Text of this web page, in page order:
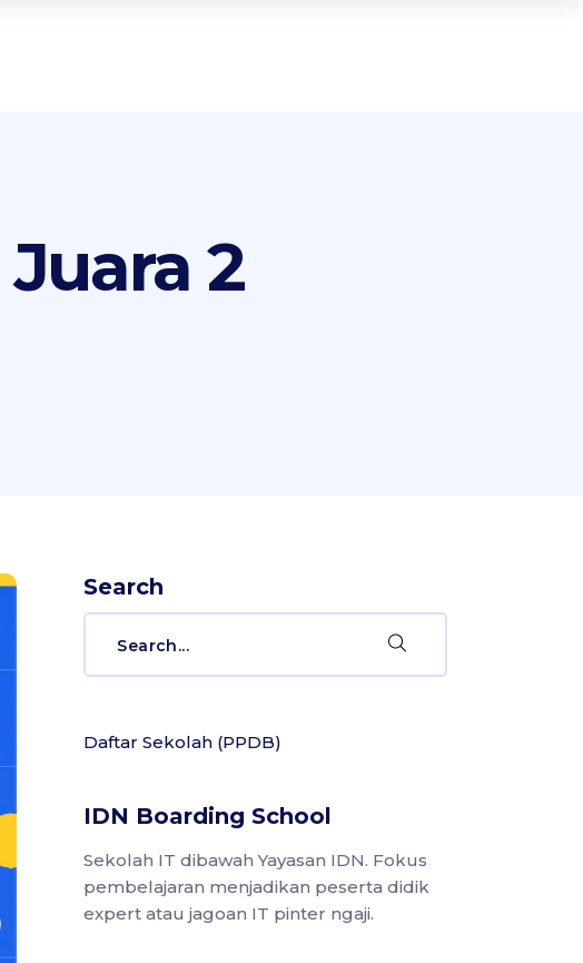
2
Search
Daftar Sekolah (PPDB)
IDN Boarding School
Sekolah IT dibawah Yayasan IDN. Fokus
pembelajaran menjadikan peserta didik
expert atau jagoan IT pinter ngaji.